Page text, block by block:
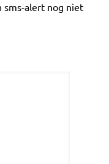
sms-alert nog niet